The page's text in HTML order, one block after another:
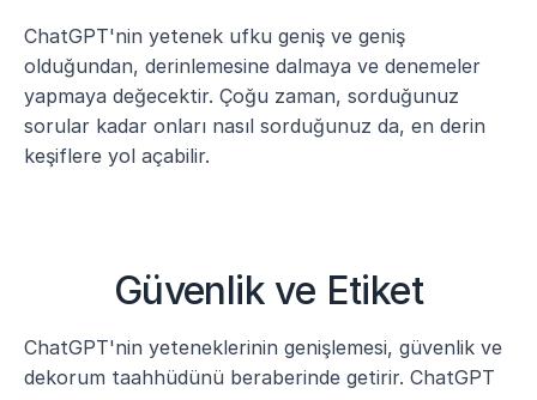
ChatGPT'nin yetenek ufku geniş ve geniş
olduğundan, derinlemesine dalmaya ve denemeler
yapmaya değecektir. Çoğu zaman, sorduğunuz
sorular kadar onları nasıl sorduğunuz da, en derin
keşiflere yol açabilir.
Güvenlik ve Etiket
ChatGPT'nin yeteneklerinin genişlemesi, güvenlik ve
dekorum taahhüdünü beraberinde getirir. ChatGPT